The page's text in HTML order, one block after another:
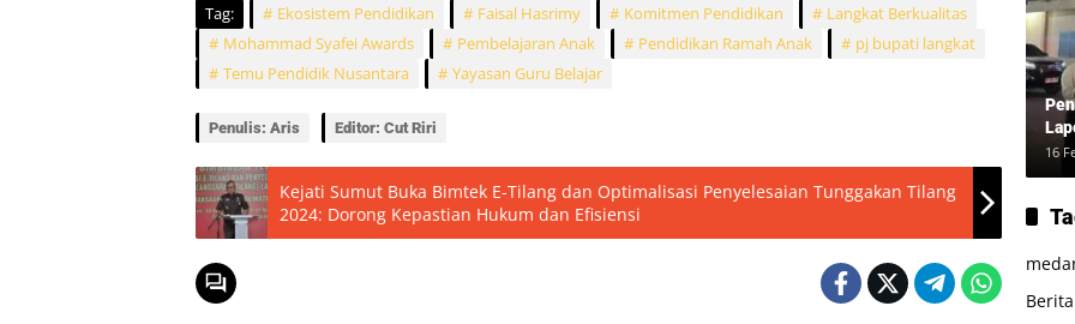
Tag: Ekosistem Pendidikan Faisal Hasrimy Komitmen Pendidikan
Langkat Berkualitas
Mohammad Syafei Awards
Pembelajaran Anak Pendidikan Ramah Anak
pj bupati langkat
Temu Pendidik Nusantara
Yayasan Guru Belajar
Penulis: Aris Editor: Cut Riri
Kejati Sumut Buka Bimtek E-Tilang dan Optimalisasi Penyelesaian Tunggakan Tilang
2024: Dorong Kepastian Hukum dan Efisiensi
16